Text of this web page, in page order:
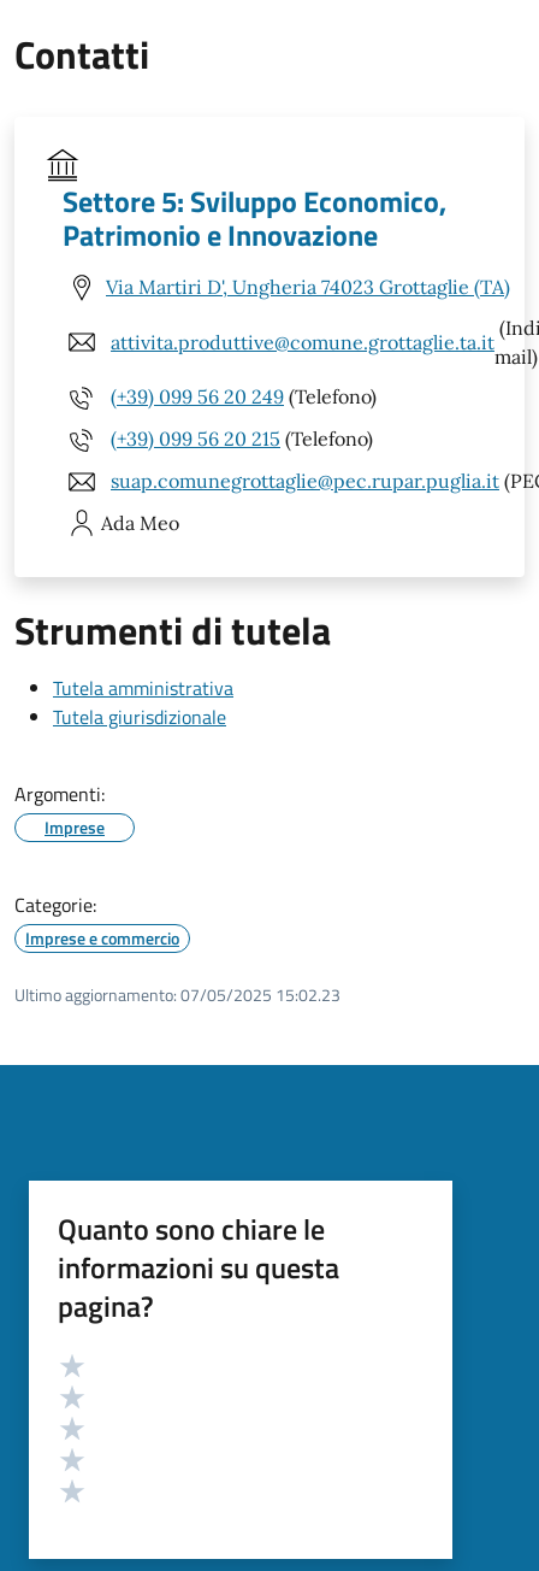
Contatti
Settore 5: Sviluppo Economico,
Patrimonio e Innovazione
Via Martiri D', Ungheria 74023 Grottaglie (TA)
attivita.produttive@comune.grottaglie.ta.it
mail)
(+39) 099 56 20 249 (Telefono)
(+39) 099 56 20 215 (Telefono)
suap.comunegrottaglie@pec.rupar.puglia.it
Ada Meo
Strumenti di tutela
Tutela amministrativa
Tutela giurisdizionale
Argomenti:
Imprese
Categorie:
Imprese e commercio
Ultimo aggiornamento:07/05/2025 15:02.23
Quanto sono chiare le
informazioni su questa
pagina?
Valutazione